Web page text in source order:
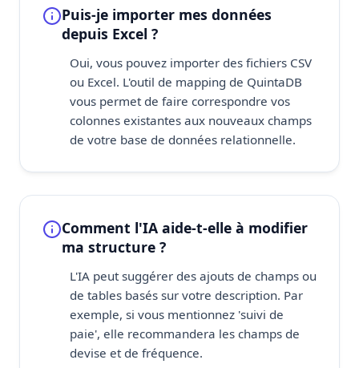
Puis-je importer mes données
depuis Excel ?
Oui, vous pouvez importer des fichiers CSV
ou Excel. L'outil de mapping de QuintaDB
vous permet de faire correspondre vos
colonnes existantes aux nouveaux champs
de votre base de données relationnelle.
Comment l'IA aide-t-elle à modifier
ma structure ?
L'IA peut suggérer des ajouts de champs ou
de tables basés sur votre description. Par
exemple, si vous mentionnez 'suivi de
paie', elle recommandera les champs de
devise et de fréquence.